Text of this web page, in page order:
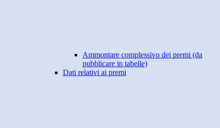
Ammontare complessivo dei premi (da
pubblicare in tabelle)
Dati relativi ai premi